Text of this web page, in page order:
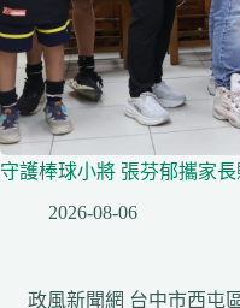
守護棒球小將 張芬郁攜家
2026-08-06
政風新聞網 台中市西屯